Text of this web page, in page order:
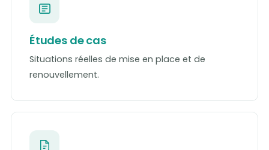
Études de cas
Situations réelles de mise en place et de
renouvellement.